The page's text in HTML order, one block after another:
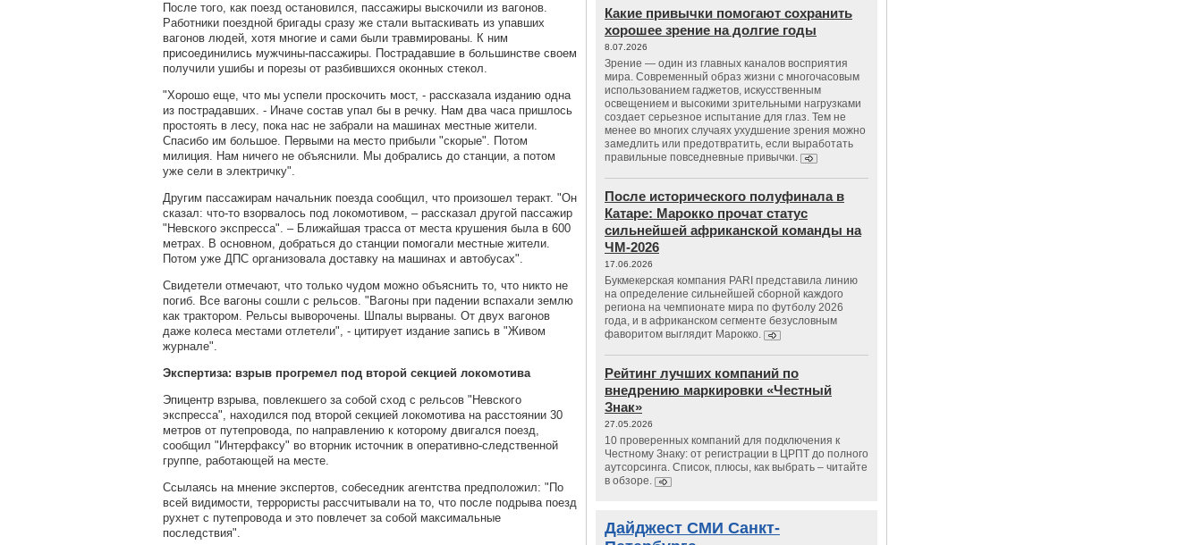
После того, как поезд остановился, пассажиры выскочили из вагонов.
Работники поездной бригады сразу же стали вытаскивать из упавших
вагонов людей, хотя многие и сами были травмированы. К ним
присоединились мужчины-пассажиры. Пострадавшие в большинстве своем
получили ушибы и порезы от разбившихся оконных стекол.
"Хорошо еще, что мы успели проскочить мост, - рассказала изданию одна
из пострадавших. - Иначе состав упал бы в речку. Нам два часа пришлось
простоять в лесу, пока нас не забрали на машинах местные жители.
Спасибо им большое. Первыми на место прибыли "скорые". Потом
милиция. Нам ничего не объяснили. Мы добрались до станции, а потом
уже сели в электричку".
Другим пассажирам начальник поезда сообщил, что произошел теракт. "Он
сказал: что-то взорвалось под локомотивом, – рассказал другой пассажир
"Невского экспресса". – Ближайшая трасса от места крушения была в 600
метрах. В основном, добраться до станции помогали местные жители.
Потом уже ДПС организовала доставку на машинах и автобусах".
Свидетели отмечают, что только чудом можно объяснить то, что никто не
погиб. Все вагоны сошли с рельсов. "Вагоны при падении вспахали землю
как трактором. Рельсы выворочены. Шпалы вырваны. От двух вагонов
даже колеса местами отлетели", - цитирует издание запись в "Живом
журнале".
Экспертиза: взрыв прогремел под второй секцией локомотива
Эпицентр взрыва, повлекшего за собой сход с рельсов "Невского
экспресса", находился под второй секцией локомотива на расстоянии 30
метров от путепровода, по направлению к которому двигался поезд,
сообщил "Интерфаксу" во вторник источник в оперативно-следственной
группе, работающей на месте.
Ссылаясь на мнение экспертов, собеседник агентства предположил: "По
всей видимости, террористы рассчитывали на то, что после подрыва поезд
рухнет с путепровода и это повлечет за собой максимальные
последствия".
Какие привычки помогают сохранить
хорошее зрение на долгие годы
8.07.2026
Зрение — один из главных каналов восприятия
мира. Современный образ жизни с многочасовым
использованием гаджетов, искусственным
освещением и высокими зрительными нагрузками
создает серьезное испытание для глаз. Тем не
менее во многих случаях ухудшение зрения можно
замедлить или предотвратить, если выработать
правильные повседневные привычки.
После исторического полуфинала в
Катаре: Марокко прочат статус
сильнейшей африканской команды на
ЧМ-2026
17.06.2026
Букмекерская компания PARI представила линию
на определение сильнейшей сборной каждого
региона на чемпионате мира по футболу 2026
года, и в африканском сегменте безусловным
фаворитом выглядит Марокко.
Рейтинг лучших компаний по
внедрению маркировки «Честный
Знак»
27.05.2026
10 проверенных компаний для подключения к
Честному Знаку: от регистрации в ЦРПТ до полного
аутсорсинга. Список, плюсы, как выбрать – читайте
в обзоре.
Дайджест СМИ Санкт-